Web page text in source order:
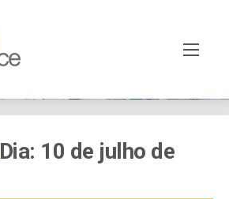
Dia: 10 de julho de